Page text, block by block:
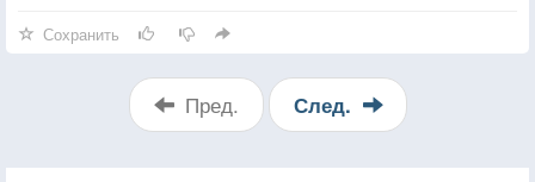
Сохранить
Пред. След.